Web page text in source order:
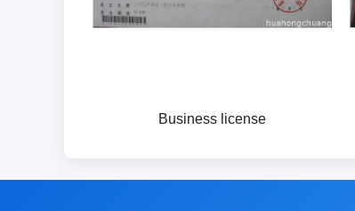
Business license